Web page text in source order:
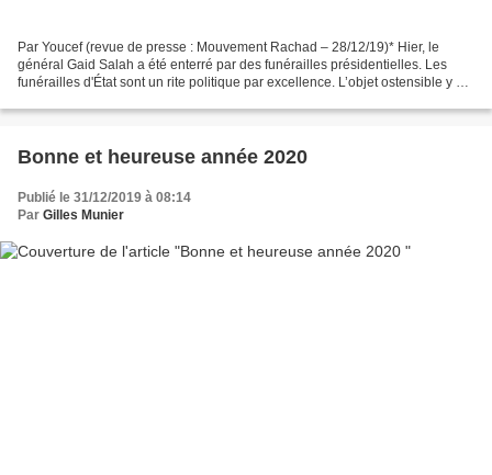
Par Youcef (revue de presse : Mouvement Rachad – 28/12/19)* Hier, le
général Gaid Salah a été enterré par des funérailles présidentielles. Les
funérailles d'État sont un rite politique par excellence. L’objet ostensible y est
Bonne et heureuse année 2020
Publié le 31/12/2019 à 08:14
Par Gilles Munier